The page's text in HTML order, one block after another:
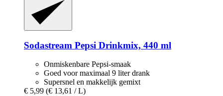
Sodastream Pepsi Drinkmix, 440 ml
Onmiskenbare Pepsi-smaak
Goed voor maximaal 9 liter drank
Supersnel en makkelijk gemixt
€ 5,99 (€ 13,61 / L)